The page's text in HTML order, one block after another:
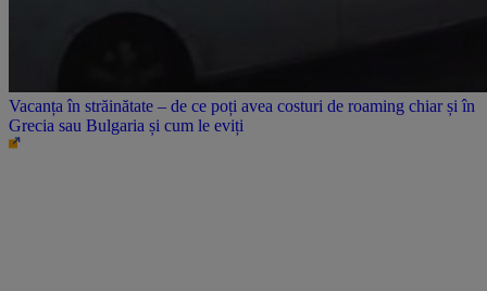
Vacanța în străinătate – de ce poți avea costuri de roaming chiar și în
Grecia sau Bulgaria și cum le eviți